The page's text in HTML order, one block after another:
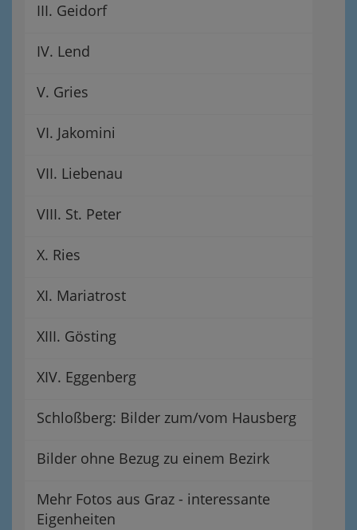
III. Geidorf
IV. Lend
V. Gries
VI. Jakomini
VII. Liebenau
VIII. St. Peter
X. Ries
XI. Mariatrost
XIII. Gösting
XIV. Eggenberg
Schloßberg: Bilder zum/vom Hausberg
Bilder ohne Bezug zu einem Bezirk
Mehr Fotos aus Graz - interessante
Eigenheiten